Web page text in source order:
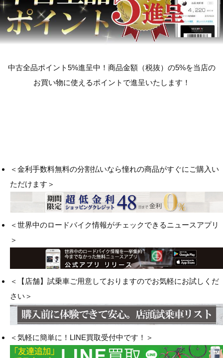
中古全品ポイント5%進呈中！商品金額（税抜）の5%を当店の
お買い物に使えるポイントで進呈いたします！
＜金利手数料無料の分割払いなら憧れの商品がすぐにご購入い
ただけます＞
＜世界中のロードバイク情報がチェックできるニュースアプリ
＞
＜【店舗】試乗車ご用意しておりますのでお気軽にお試しくだ
さい＞
＜気軽に簡単に！LINE買取受付中です！＞